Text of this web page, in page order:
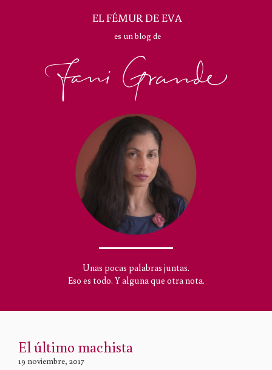
EL FÉMUR DE EVA
es un blog de
Unas pocas palabras juntas.
Eso es todo. Y alguna que otra nota.
El último machista
19 noviembre, 2017